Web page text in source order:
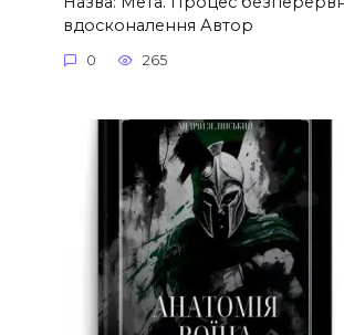
вдосконалення Автор
0 265